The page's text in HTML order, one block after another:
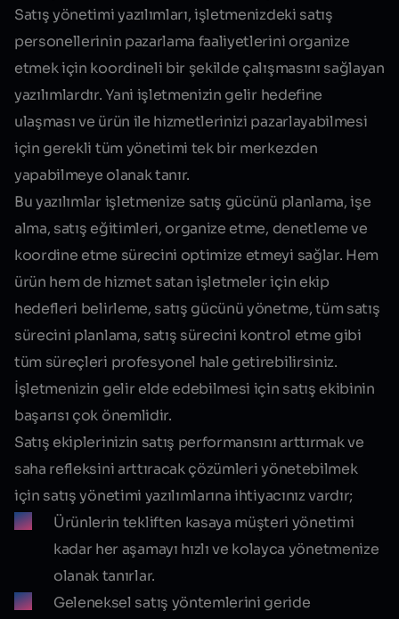
Satış yönetimi yazılımları, işletmenizdeki satış
personellerinin pazarlama faaliyetlerini organize
etmek için koordineli bir şekilde çalışmasını sağlayan
yazılımlardır. Yani işletmenizin gelir hedefine
ulaşması ve ürün ile hizmetlerinizi pazarlayabilmesi
için gerekli tüm yönetimi tek bir merkezden
yapabilmeye olanak tanır.
Bu yazılımlar işletmenize satış gücünü planlama, işe
alma, satış eğitimleri, organize etme, denetleme ve
koordine etme sürecini optimize etmeyi sağlar. Hem
ürün hem de hizmet satan işletmeler için ekip
hedefleri belirleme, satış gücünü yönetme, tüm satış
sürecini planlama, satış sürecini kontrol etme gibi
tüm süreçleri profesyonel hale getirebilirsiniz.
İşletmenizin gelir elde edebilmesi için satış ekibinin
başarısı çok önemlidir.
Satış ekiplerinizin satış performansını arttırmak ve
saha refleksini arttıracak çözümleri yönetebilmek
için satış yönetimi yazılımlarınaihtiyacınız vardır;
Ürünlerin tekliften kasaya müşteri yönetimi
kadar her aşamayı hızlı ve kolayca yönetmenize
olanak tanırlar.
Geleneksel satış yöntemlerini geride